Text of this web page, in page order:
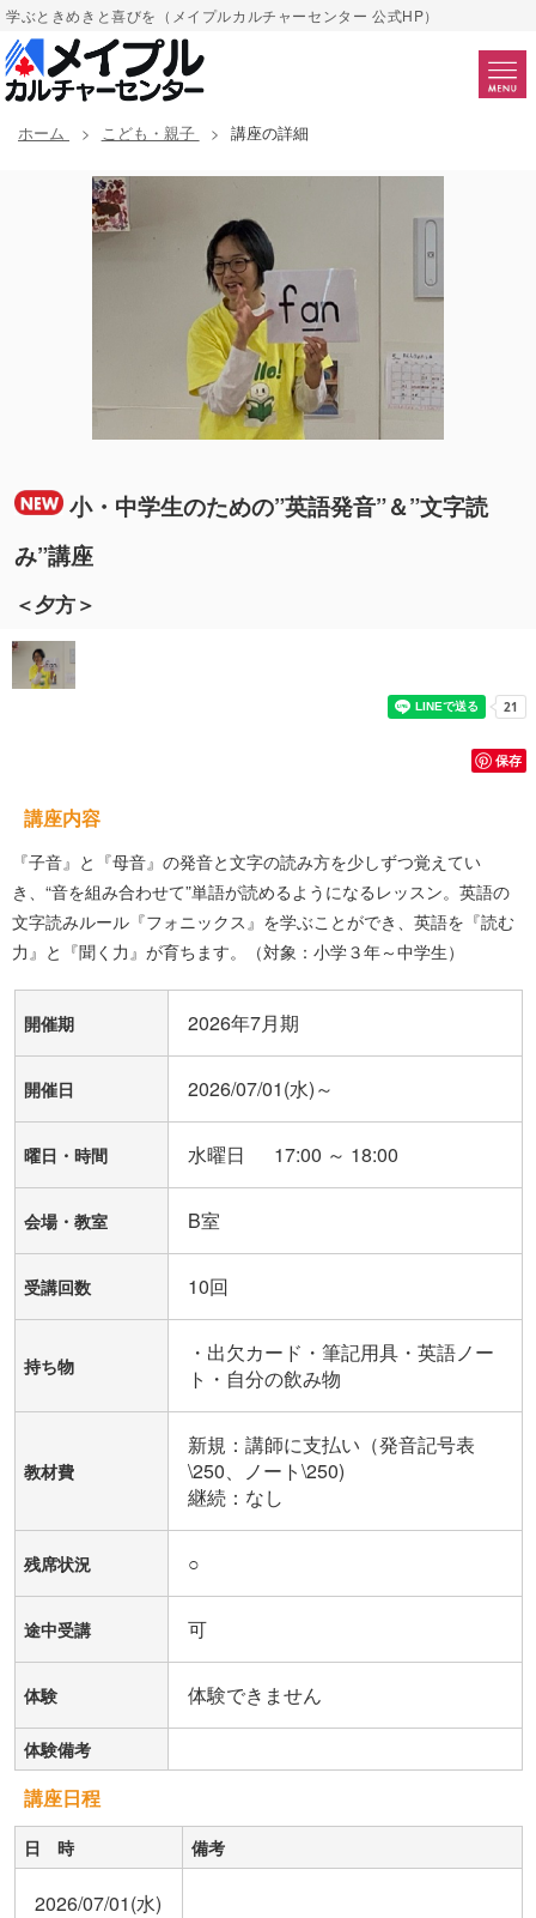
学ぶときめきと喜びを（メイプルカルチャーセンター 公式HP）
ホーム こども・親子 講座の詳細
小・中学生のための”英語発音”＆”文字読
み”講座
＜夕方＞
保存
講座内容
『子音』と『母音』の発音と文字の読み方を少しずつ覚えてい
き、“音を組み合わせて”単語が読めるようになるレッスン。英語の
文字読みルール『フォニックス』を学ぶことができ、英語を『読む
力』と『聞く力』が育ちます。（対象：小学３年～中学生）
開催期 2026年7月期
開催日 2026/07/01(水)～
曜日・時間 水曜日 17:00 ～ 18:00
会場・教室 B室
受講回数 10回
持ち物
・出欠カード・筆記用具・英語ノー
ト・自分の飲み物
教材費
新規：講師に支払い（発音記号表
\250、ノート\250)
継続：なし
残席状況 ○
途中受講 可
体験 体験できません
体験備考
講座日程
日 時 備考
2026/07/01(水)